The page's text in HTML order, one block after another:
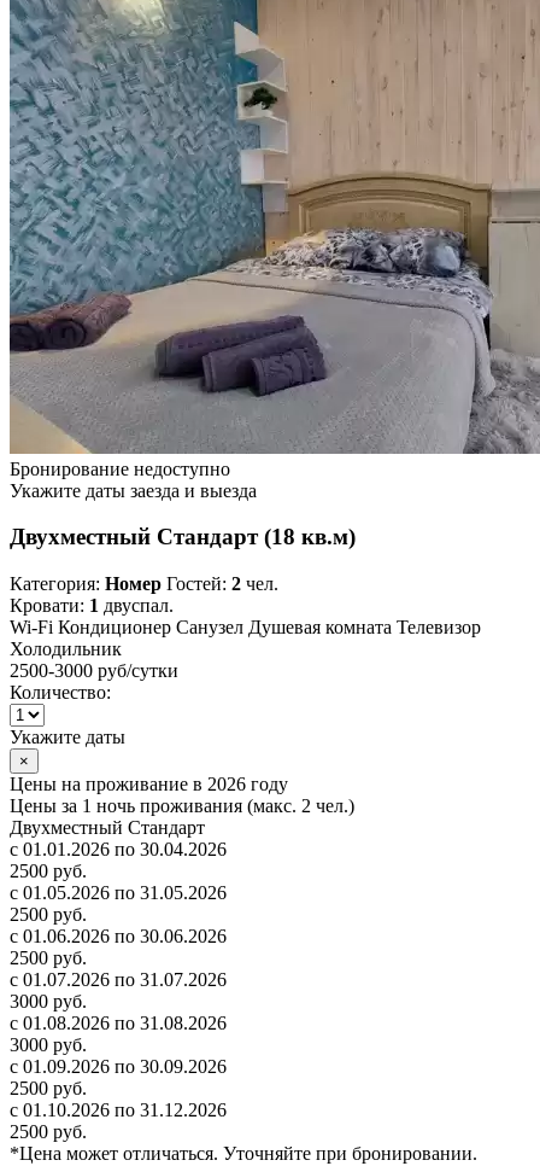
Бронирование недоступно
Укажите даты заезда и выезда
Двухместный Стандарт (18 кв.м)
Категория: Номер Гостей: 2 чел.
Кровати: 1 двуспал.
Wi-Fi Кондиционер Санузел Душевая комната Телевизор
Холодильник
2500-3000 руб/сутки
Количество:
Укажите даты
×
Цены на проживание в 2026 году
Цены за 1 ночь проживания (макс. 2 чел.)
Двухместный Стандарт
с 01.01.2026 по 30.04.2026
2500 руб.
с 01.05.2026 по 31.05.2026
2500 руб.
с 01.06.2026 по 30.06.2026
2500 руб.
с 01.07.2026 по 31.07.2026
3000 руб.
с 01.08.2026 по 31.08.2026
3000 руб.
с 01.09.2026 по 30.09.2026
2500 руб.
с 01.10.2026 по 31.12.2026
2500 руб.
*Цена может отличаться. Уточняйте при бронировании.